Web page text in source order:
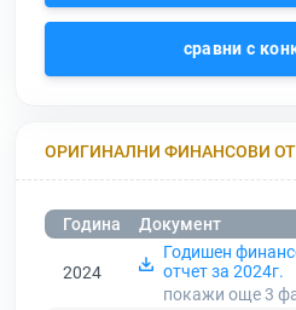
сравни с
ОРИГИНАЛНИ ФИНАНСОВИ
Година Документ
2024
Годишен
отчет за 2024г.
покажи още 3